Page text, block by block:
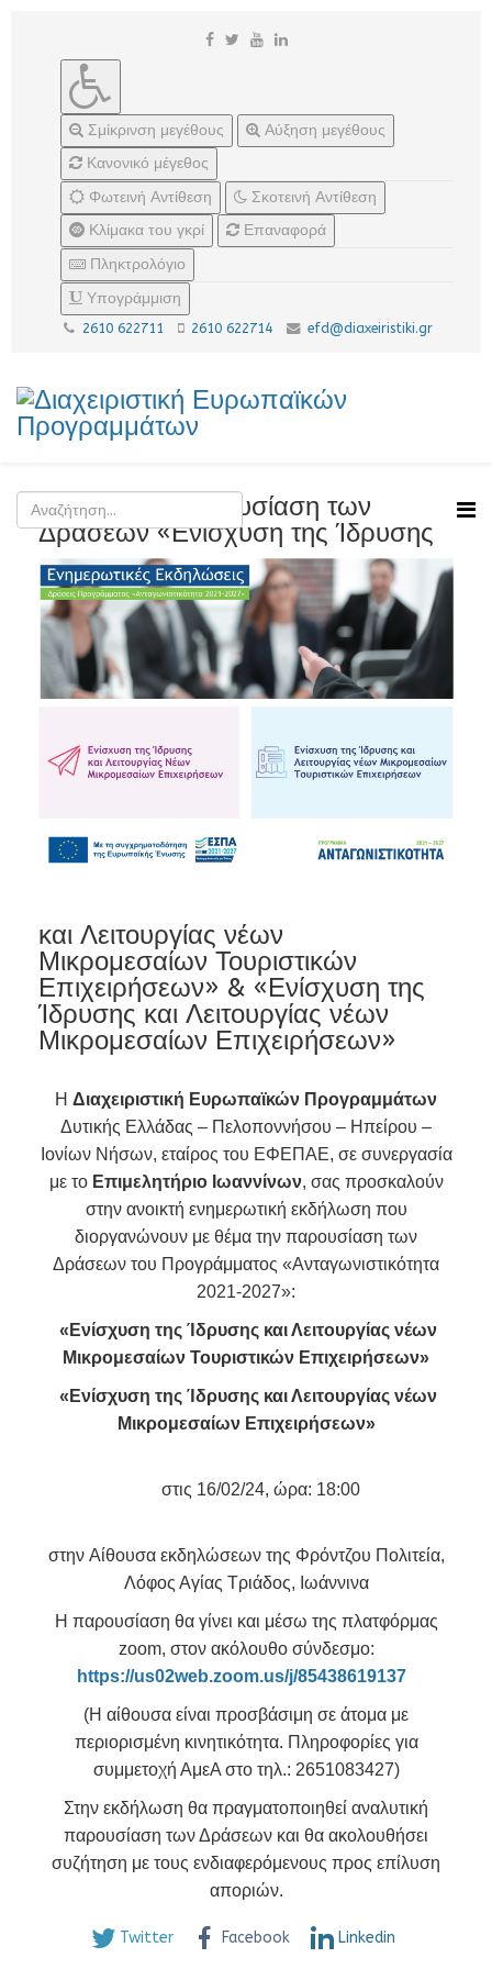
Σμίκρινση μεγέθους
Αύξηση μεγέθους
Κανονικό μέγεθος
Φωτεινή Αντίθεση
Σκοτεινή Αντίθεση
Κλίμακα του γκρί
Επαναφορά
Πληκτρολόγιο
Υπογράμμιση
2610 622711 2610 622714 efd@diaxeiristiki.gr
Ιωάννινα - Παρουσίαση των
Δράσεων «Ενίσχυση της Ίδρυσης
και Λειτουργίας νέων
Μικρομεσαίων Τουριστικών
Επιχειρήσεων» & «Ενίσχυση της
Ίδρυσης και Λειτουργίας νέων
Μικρομεσαίων Επιχειρήσεων»
H Διαχειριστική Ευρωπαϊκών Προγραμμάτων
Δυτικής Ελλάδας – Πελοποννήσου – Ηπείρου –
Ιονίων Νήσων, εταίρος του ΕΦΕΠΑΕ, σε συνεργασία
με το Επιμελητήριο Ιωαννίνων, σας προσκαλούν
στην ανοικτή ενημερωτική εκδήλωση που
διοργανώνουν με θέμα την παρουσίαση των
Δράσεων του Προγράμματος «Ανταγωνιστικότητα
2021-2027»:
«Ενίσχυση της Ίδρυσης και Λειτουργίας νέων
Μικρομεσαίων Τουριστικών Επιχειρήσεων»
«Ενίσχυση της Ίδρυσης και Λειτουργίας νέων
Μικρομεσαίων Επιχειρήσεων»
στις 16/02/24, ώρα: 18:00
στην Αίθουσα εκδηλώσεων της Φρόντζου Πολιτεία,
Λόφος Αγίας Τριάδος, Ιωάννινα
Η παρουσίαση θα γίνει και μέσω της πλατφόρμας
zoom, στον ακόλουθο σύνδεσμο:
https://us02web.zoom.us/j/85438619137
(Η αίθουσα είναι προσβάσιμη σε άτομα με
περιορισμένη κινητικότητα. Πληροφορίες για
συμμετοχή ΑμεΑ στο τηλ.: 2651083427)
Στην εκδήλωση θα πραγματοποιηθεί αναλυτική
παρουσίαση των Δράσεων και θα ακολουθήσει
συζήτηση με τους ενδιαφερόμενους προς επίλυση
αποριών.
Twitter Facebook Linkedin